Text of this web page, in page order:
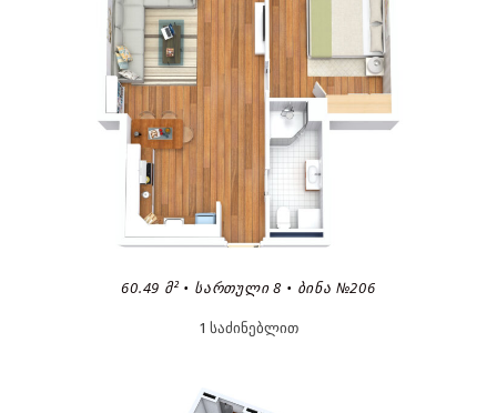
60.49 Მ² • ᲡᲐᲠᲗᲣᲚᲘ 8 • ᲑᲘᲜᲐ №206
1 საძინებლით